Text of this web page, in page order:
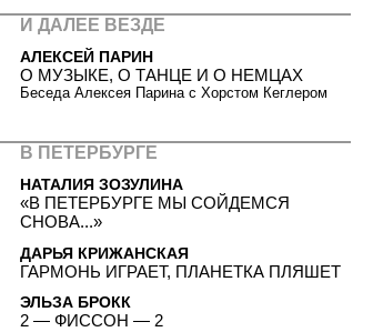
И ДАЛЕЕ ВЕЗДЕ
АЛЕКСЕЙ ПАРИН
О МУЗЫКЕ, О ТАНЦЕ И О НЕМЦАХ
Беседа Алексея Парина с Хорстом Кеглером
В ПЕТЕРБУРГЕ
НАТАЛИЯ ЗОЗУЛИНА
«В ПЕТЕРБУРГЕ МЫ СОЙДЕМСЯ
СНОВА...»
ДАРЬЯ КРИЖАНСКАЯ
ГАРМОНЬ ИГРАЕТ, ПЛАНЕТКА ПЛЯШЕТ
ЭЛЬЗА БРОКК
2 — ФИССОН — 2